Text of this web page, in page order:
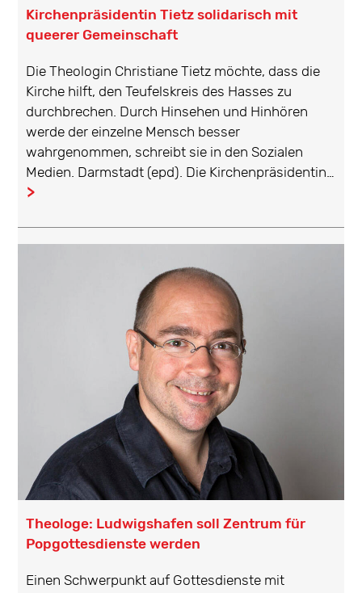
Kirchenpräsidentin Tietz solidarisch mit
queerer Gemeinschaft
Die Theologin Christiane Tietz möchte, dass die
Kirche hilft, den Teufelskreis des Hasses zu
durchbrechen. Durch Hinsehen und Hinhören
werde der einzelne Mensch besser
wahrgenommen, schreibt sie in den Sozialen
Medien. Darmstadt (epd). Die Kirchenpräsidentin…
...
Theologe: Ludwigshafen soll Zentrum für
Popgottesdienste werden
Einen Schwerpunkt auf Gottesdienste mit